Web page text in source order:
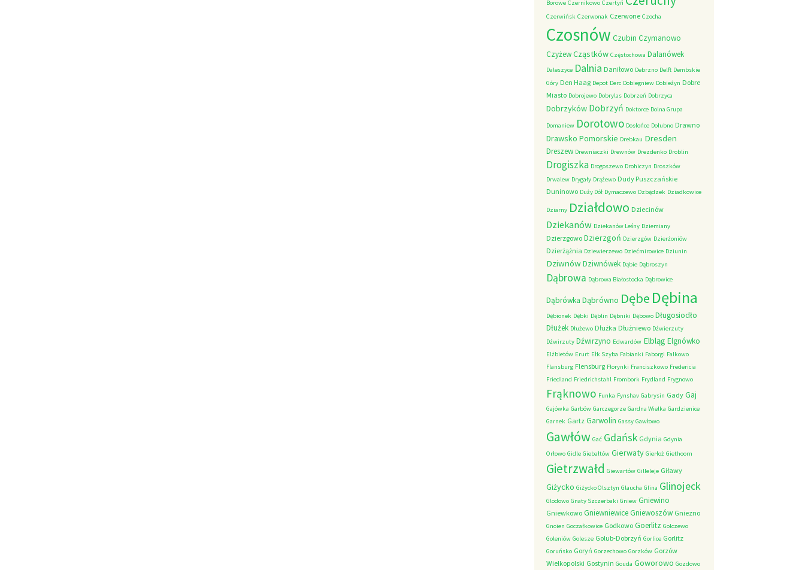
Borowe Czernikowo Czertyń
Czerwińsk Czerwonak Czerwone Czocha
Czosnów Czubin Czymanowo
CzyżewCząstków Częstochowa Dalanówek
Daleszyce Dalnia Daniłowo Debrzno Delft Dembskie
Góry Den Haag Depot Derc Dobiegniew Dobieżyn Dobre
Miasto Dobrojewo Dobrylas Dobrzeń Dobrzyca
Dobrzyków Dobrzyń Doktorce Dolna Grupa
Domaniew Dorotowo Dosłońce Dołubno Drawno
Drawsko Pomorskie Drebkau Dresden
Dreszew Drewniaczki Drewnów Drezdenko Droblin
Drogiszka Drogoszewo Drohiczyn Droszków
Drwalew Drygały Drążewo Dudy Puszczańskie
Duninowo Duży Dół Dymaczewo Dzbądzek Dziadkowice
Dziarny Działdowo Dziecinów
Dziekanów Dziekanów Leśny Dziemiany
Dzierzgowo Dzierzgoń Dzierzgów Dzierżoniów
Dzierżążnia Dziewierzewo Dziećmirowice Dziunin
DziwnówDziwnówek Dąbie Dąbroszyn
Dąbrowa Dąbrowa Białostocka Dąbrowice
Dąbrówka Dąbrówno Dębe Dębina
Dębionek Dębki Dęblin Dębniki Dębowo Długosiodło
Dłużek Dłużewo Dłużka Dłużniewo Dźwierzuty
Dźwirzuty Dźwirzyno Edwardów Elbląg Elgnówko
Elżbietów Erurt Ełk Szyba Fabianki Faborgi Falkowo
Flansburg Flensburg Florynki Franciszkowo Fredericia
Friedland Friedrichstahl Frombork Frydland Frygnowo
Frąknowo Funka Fynshav Gabrysin Gady Gaj
Gajówka Garbów Garczegorze Gardna Wielka Gardzienice
Garnek Gartz Garwolin Gassy Gawłowo
Gawłów Gać Gdańsk Gdynia Gdynia
Orłowo Gidle Giebałtów Gierwaty Gierłoż Giethoorn
Gietrzwałd Giewartów Gilleleje Giławy
Giżycko Giżycko Olsztyn Glaucha Glina Glinojeck
Glodowo Gnaty Szczerbaki Gniew Gniewino
Gniewkowo GniewniewiceGniewoszów Gniezno
Gnoien Goczałkowice Godkowo Goerlitz Golczewo
Goleniów Golesze Golub-Dobrzyń Gorlice Gorlitz
Goruńsko Goryń Gorzechowo Gorzków Gorzów
Wielkopolski Gostynin Gouda Goworowo Gozdowo